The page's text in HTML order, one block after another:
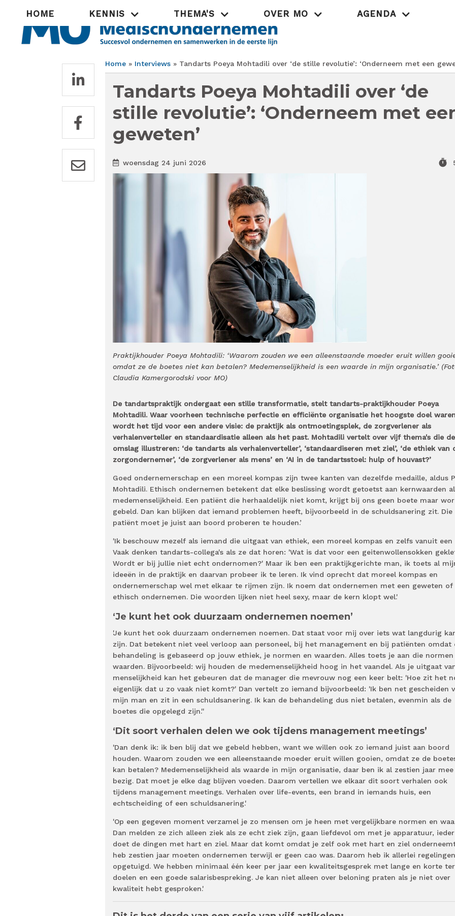
Hoofdnavigatie
HOME KENNIS THEMA'S OVER MO AGENDA
Home Interviews Tandarts Poeya Mohtadili over ‘de stille revolutie’: ‘Onderneem met een
Tandarts Poeya Mohtadili over ‘de
stille revolutie’: ‘Onderneem met
geweten’
woensdag 24 juni 2026 timer
Praktijkhouder Poeya Mohtadili: ‘Waarom zouden we een alleenstaande moeder eruit willen
omdat ze de boetes niet kan betalen? Medemenselijkheid is een waarde in mijn organisatie.’
Claudia Kamergorodski voor MO)
De tandartspraktijk ondergaat een stille transformatie, stelt tandarts-praktijkhouder Poeya
Mohtadili. Waar voorheen technische perfectie en efficiënte organisatie het hoogste doel
wordt het tijd voor een andere visie: de praktijk als ontmoetingsplek, de zorgverlener als
verhalenverteller en standaardisatie alleen als het past. Mohtadili vertelt over vijf thema's die
omslag illustreren: ‘de tandarts als verhalenverteller’, ‘standaardiseren met ziel’, ‘de ethiek van
zorgondernemer’, ‘de zorgverlener als mens’ en ‘AI in de tandartsstoel: hulp of houvast?’
Goed ondernemerschap en een moreel kompas zijn twee kanten van dezelfde medaille, aldus
Mohtadili. Ethisch ondernemen betekent dat elke beslissing wordt getoetst aan kernwaarden
medemenselijkheid. Een patiënt die herhaaldelijk niet komt, krijgt bij ons geen boete maar
gebeld. Dan kan blijken dat iemand problemen heeft, bijvoorbeeld in de schuldsanering zit. Die
patiënt moet je juist aan boord proberen te houden.’
'Ik beschouw mezelf als iemand die uitgaat van ethiek, een moreel kompas en zelfs vanuit een
Vaak denken tandarts-collega's als ze dat horen: 'Wat is dat voor een geitenwollensokken
Wordt er bij jullie niet echt ondernomen?' Maar ik ben een praktijkgerichte man, ik toets al
ideeën in de praktijk en daarvan probeer ik te leren. Ik vind oprecht dat moreel kompas en
ondernemerschap wel met elkaar te rijmen zijn. Ik noem dat ondernemen met een geweten of
ethisch ondernemen. Die woorden lijken niet heel sexy, maar de kern klopt wel.'
‘Je kunt het ook duurzaam ondernemen noemen’
'Je kunt het ook duurzaam ondernemen noemen. Dat staat voor mij over iets wat langdurig
zijn. Dat betekent niet veel verloop aan personeel, bij het management en bij patiënten omdat
behandeling is gebaseerd op jouw ethiek, je normen en waarden. Alles toets je aan die normen
waarden. Bijvoorbeeld: wij houden de medemenselijkheid hoog in het vaandel. Als je uitgaat
menselijkheid kan het gebeuren dat de manager die mevrouw nog een keer belt: 'Hoe zit het
eigenlijk dat u zo vaak niet komt?' Dan vertelt zo iemand bijvoorbeeld: 'Ik ben net gescheiden
mijn man en zit in een schuldsanering. Ik kan de behandeling dus niet betalen, evenmin als de
boetes die opgelegd zijn.''
‘Dit soort verhalen delen we ook tijdens management meetings’
'Dan denk ik: ik ben blij dat we gebeld hebben, want we willen ook zo iemand juist aan boord
houden. Waarom zouden we een alleenstaande moeder eruit willen gooien, omdat ze de
kan betalen? Medemenselijkheid als waarde in mijn organisatie, daar ben ik al zestien jaar mee
bezig. Dat moet je elke dag blijven voeden. Daarom vertellen we elkaar dit soort verhalen ook
tijdens management meetings. Verhalen over life-events, een brand in iemands huis, een
echtscheiding of een schuldsanering.'
'Op een gegeven moment verzamel je zo mensen om je heen met vergelijkbare normen en
Dan melden ze zich alleen ziek als ze echt ziek zijn, gaan liefdevol om met je apparatuur,
doet de dingen met hart en ziel. Maar dat komt omdat je zelf ook met hart en ziel
heb zestien jaar moeten ondernemen terwijl er geen cao was. Daarom heb ik allerlei
opgetuigd. We hebben minimaal één keer per jaar een kwaliteitsgesprek met lange en korte
doelen en een goede salarisbespreking. Je kan niet alleen over beloning praten als je niet over
kwaliteit hebt gesproken.'